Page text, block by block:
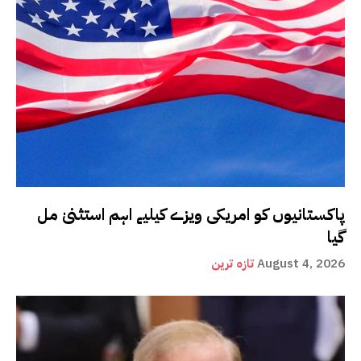
پاکستانیوں کو امریکی ویزے کیلیے اہم استثنیٰ مل
گیا
تازہ ترینAugust 4, 2026